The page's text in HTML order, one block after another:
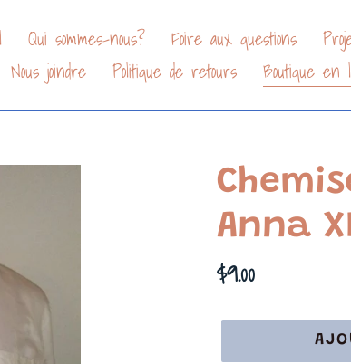
Qui sommes-nous? Foire aux questions
Nous joindre
Politique de retours Boutique en
Anna
Prix
$9.00